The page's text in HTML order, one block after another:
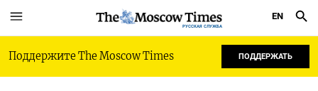
РУССКАЯ СЛУЖБА
EN
Поддержите The Moscow Times ПОДДЕРЖАТЬ